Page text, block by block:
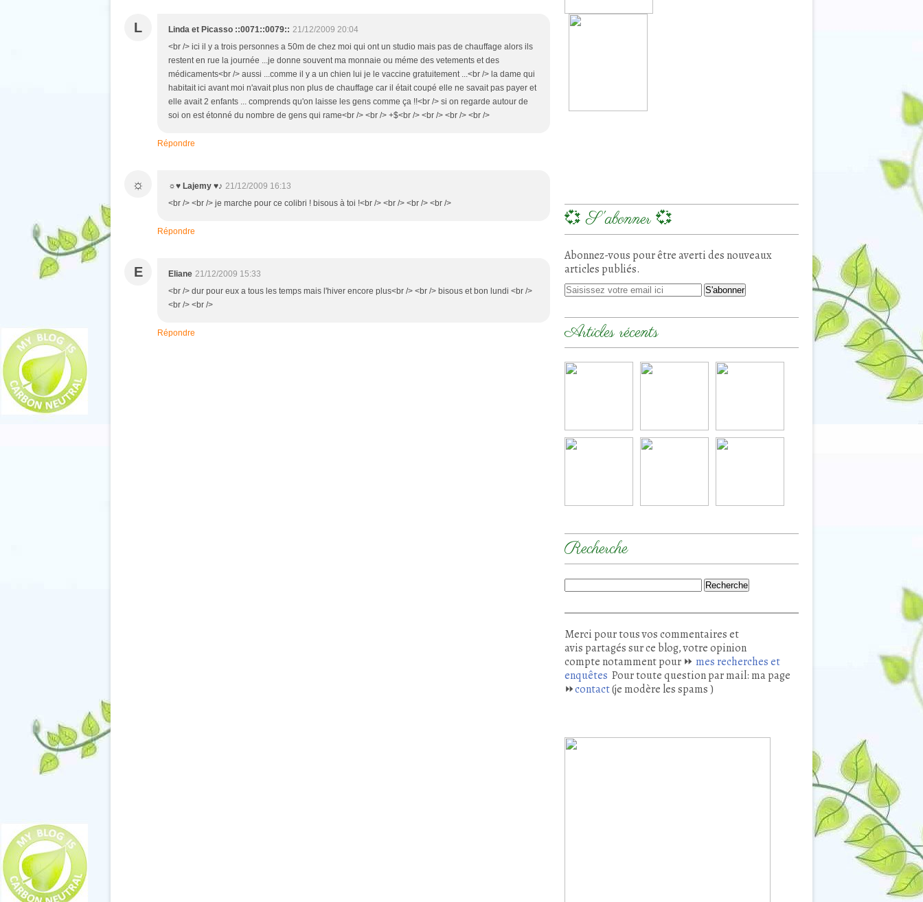
L Linda et Picasso ::0071::0079:: 21/12/2009 20:04
<br /> ici il y a trois personnes a 50m de chez moi qui ont un studio mais pas de chauffage alors ils
restent en rue la journée ...je donne souvent ma monnaie ou méme des vetements et des
médicaments<br /> aussi ...comme il y a un chien lui je le vaccine gratuitement ...<br /> la dame qui
habitait ici avant moi n'avait plus non plus de chauffage car il était coupé elle ne savait pas payer et
elle avait 2 enfants ... comprends qu'on laisse les gens comme ça !!<br /> si on regarde autour de
soi on est étonné du nombre de gens qui rame<br /> <br /> +$<br /> <br /> <br /> <br />
Répondre
☼ ☼♥ Lajemy ♥♪ 21/12/2009 16:13
<br /> <br /> je marche pour ce colibri ! bisous à toi !<br /> <br /> <br /> <br />
Répondre
E Eliane 21/12/2009 15:33
<br /> dur pour eux a tous les temps mais l'hiver encore plus<br /> <br /> bisous et bon lundi <br />
<br /> <br />
Répondre
💞 S'abonner 💞
Abonnez-vous pour être averti des nouveaux
articles publiés.
Articles récents
Recherche
Merci pour tous vos commentaires et
avis partagés sur ce blog, votre opinion
compte notamment pour ⏩ mes recherches et
enquêtes Pour toute question par mail: ma page
⏩contact(je modère les spams )